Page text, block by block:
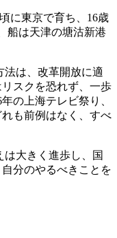
に東京で育ち、16歳
船は天津の塘沽新港
法は、改革開放に適
スクを恐れず、一歩
の上海テレビ祭り、
も前例はなく、すべ
大きく進歩し、国
分のやるべきことを